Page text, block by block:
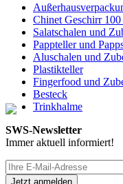
Chinet Geschirr
Salatschalen und
Pappteller und
Aluschalen und
Plastikteller
Fingerfood und
Besteck
Trinkhalme
SWS-Newsletter
Immer aktuell informiert!